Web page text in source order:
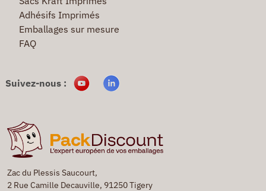
Zac du Plessis Saucourt,
2 Rue Camille Decauville, 91250 Tigery
Adhésifs Imprimés
Emballages sur mesure
FAQ
Suivez-nous :